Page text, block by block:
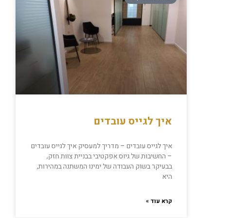
איך לגייס עובדים
איך לגייס עובדים – מדריך למעסיק איך לגייס עובדים
– החשיבות של גיוס אפקטיבי בבניית צוות חזק,
בבעיקר בשוק העבודה של ימינו המשתנה במהירות,
היא
קרא עוד »